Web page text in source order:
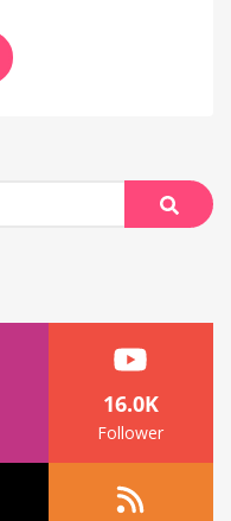
Suche
16.0K
Follower